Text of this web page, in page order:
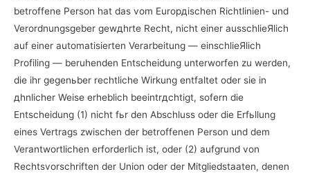
betroffene Person hat das vom Europдischen Richtlinien- und
Verordnungsgeber gewдhrte Recht, nicht einer ausschlieЯlich
auf einer automatisierten Verarbeitung — einschlieЯlich
Profiling — beruhenden Entscheidung unterworfen zu werden,
die ihr gegenьber rechtliche Wirkung entfaltet oder sie in
дhnlicher Weise erheblich beeintrдchtigt, sofern die
Entscheidung (1) nicht fьr den Abschluss oder die Erfьllung
eines Vertrags zwischen der betroffenen Person und dem
Verantwortlichen erforderlich ist, oder (2) aufgrund von
Rechtsvorschriften der Union oder der Mitgliedstaaten, denen